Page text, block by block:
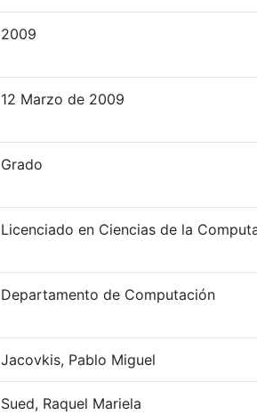
2009
12 Marzo de 2009
Grado
Licenciado en Ciencias de la
Departamento de Computación
Jacovkis, Pablo Miguel
Sued, Raquel Mariela